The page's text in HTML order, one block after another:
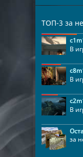
ТОП-3 за
В
В
В
за